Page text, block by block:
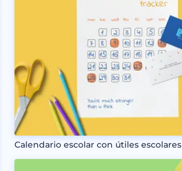
Calendario escolar con útiles escolares